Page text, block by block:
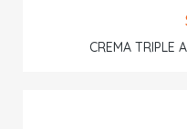
CREMA TRIPLE